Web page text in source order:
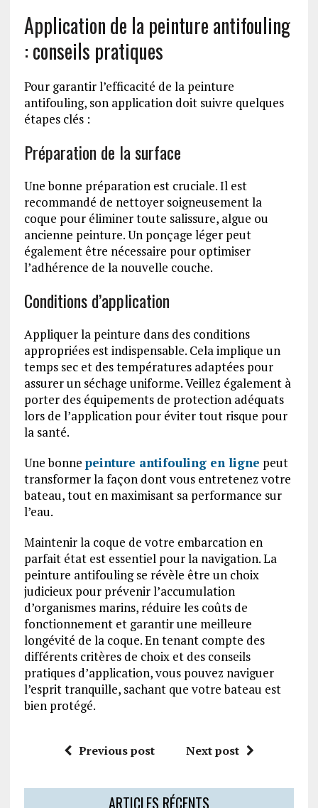
Application de la peinture antifouling
: conseils pratiques
Pour garantir l’efficacité de la peinture
antifouling, son application doit suivre quelques
étapes clés :
Préparation de la surface
Une bonne préparation est cruciale. Il est
recommandé de nettoyer soigneusement la
coque pour éliminer toute salissure, algue ou
ancienne peinture. Un ponçage léger peut
également être nécessaire pour optimiser
l’adhérence de la nouvelle couche.
Conditions d’application
Appliquer la peinture dans des conditions
appropriées est indispensable. Cela implique un
temps sec et des températures adaptées pour
assurer un séchage uniforme. Veillez également à
porter des équipements de protection adéquats
lors de l’application pour éviter tout risque pour
la santé.
Une bonne peinture antifouling en ligne peut
transformer la façon dont vous entretenez votre
bateau, tout en maximisant sa performance sur
l’eau.
Maintenir la coque de votre embarcation en
parfait état est essentiel pour la navigation. La
peinture antifouling se révèle être un choix
judicieux pour prévenir l’accumulation
d’organismes marins, réduire les coûts de
fonctionnement et garantir une meilleure
longévité de la coque. En tenant compte des
différents critères de choix et des conseils
pratiques d’application, vous pouvez naviguer
l’esprit tranquille, sachant que votre bateau est
bien protégé.
Previous post Next post
ARTICLES RÉCENTS